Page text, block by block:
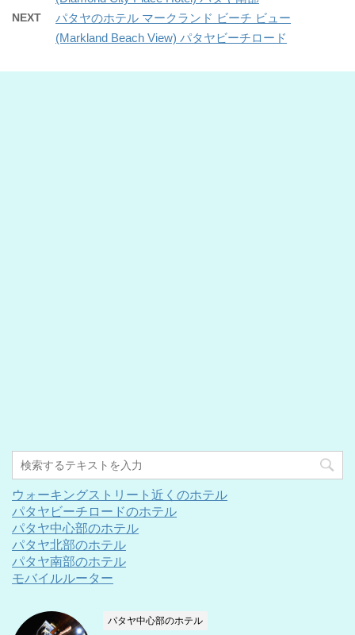
NEXT
パタヤのホテル マークランド ビーチ ビュー
(Markland Beach View) パタヤビーチロード
ウォーキングストリート近くのホテル
パタヤビーチロードのホテル
パタヤ中心部のホテル
パタヤ北部のホテル
パタヤ南部のホテル
モバイルルーター
パタヤ中心部のホテル